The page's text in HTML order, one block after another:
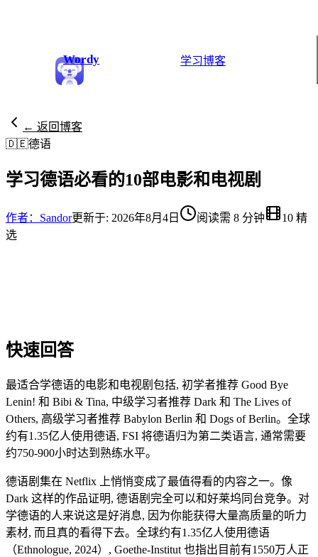
Wordy 学习博客
← 返回博客
🇩🇪德语
学习德语必看的10部电影和电视剧
作者：Sandor更新于: 2026年8月4日 阅读需 8 分钟
10 精
选
快速回答
最适合学德语的电影和电视剧包括, 初学者推荐 Good Bye
Lenin! 和 Bibi & Tina, 中级学习者推荐 Dark 和 The Lives of
Others, 高级学习者推荐 Babylon Berlin 和 Dogs of Berlin。全球
约有1.35亿人使用德语, FSI 将德语归为第二类语言, 通常需要
约750-900小时达到熟练水平。
德语剧集在 Netflix 上悄悄变成了最值得看的内容之一。像
Dark 这样的作品证明, 德语剧完全可以和好莱坞同台竞争。对
学德语的人来说这是好消息, 因为你能获得大量高质量的听力
素材, 而且真的看得下去。全球约有1.35亿人使用德语
（Ethnologue, 2024）, Goethe-Institut 也指出目前有1550万人正